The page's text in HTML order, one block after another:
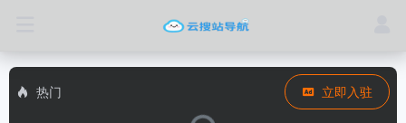
热门 立即入驻